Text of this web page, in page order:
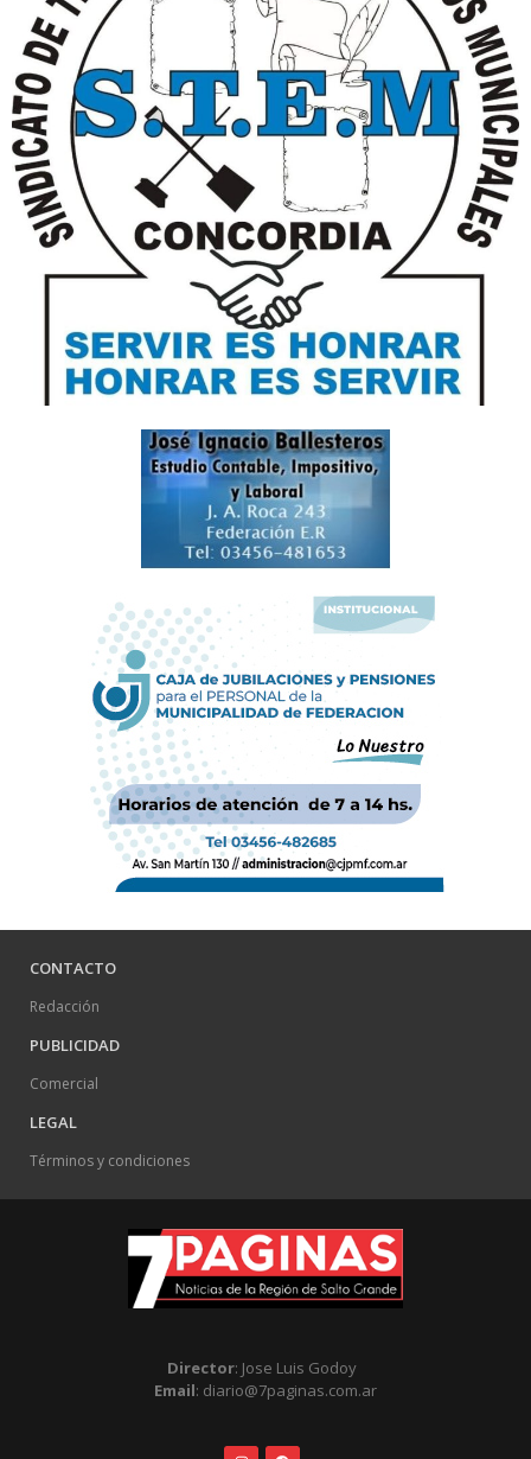
CONTACTO
Redacción
PUBLICIDAD
Comercial
LEGAL
Términos y condiciones
Director: Jose Luis Godoy
Email: diario@7paginas.com.ar